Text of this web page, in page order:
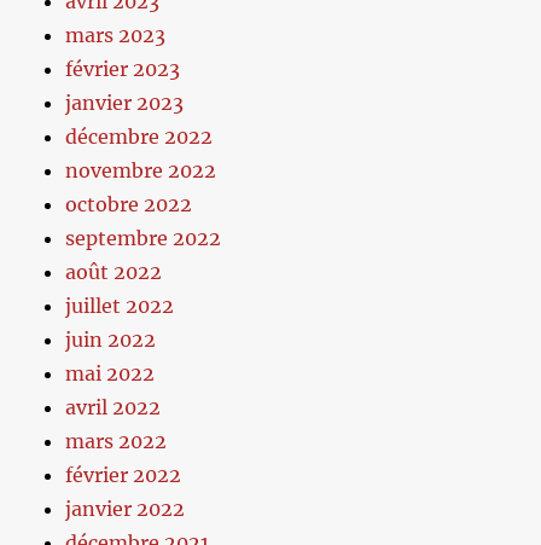
mars 2023
février 2023
janvier 2023
décembre 2022
novembre 2022
octobre 2022
septembre 2022
août 2022
juillet 2022
juin 2022
mai 2022
avril 2022
mars 2022
février 2022
janvier 2022